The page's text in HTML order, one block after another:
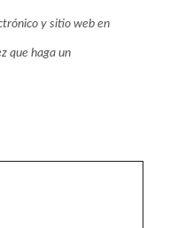
y sitio web en
que haga un